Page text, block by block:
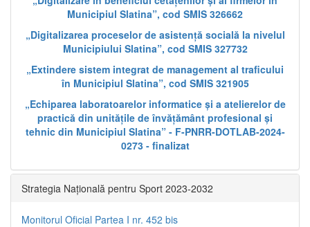
Municipiul Slatina”, cod SMIS 326662
„Digitalizarea proceselor de asistență socială la nivelul
Municipiului Slatina”, cod SMIS 327732
„Extindere sistem integrat de management al traficului
în Municipiul Slatina”, cod SMIS 321905
„Echiparea laboratoarelor informatice și a atelierelor de
practică din unitățile de învățământ profesional și
tehnic din Municipiul Slatina” - F-PNRR-DOTLAB-2024-
0273 - finalizat
Strategia Națională pentru Sport 2023-2032
Monitorul Oficial Partea I nr. 452 bis